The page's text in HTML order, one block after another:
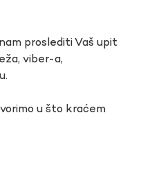
proslediti Vaš upit
viber-a,
u što kraćem